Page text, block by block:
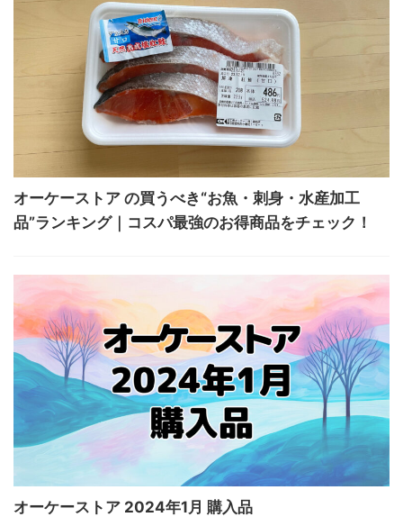
オーケーストア の買うべき“お魚・刺身・水産加工
品”ランキング｜コスパ最強のお得商品をチェック！
オーケーストア 2024年1月 購入品